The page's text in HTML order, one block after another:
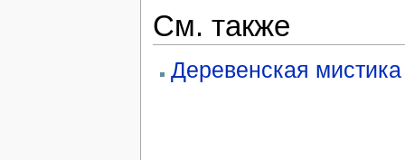
См. также
Деревенская мистика